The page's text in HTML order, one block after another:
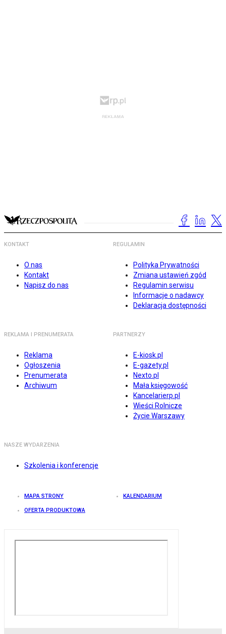
KONTAKT
O nas
Kontakt
Napisz do nas
REGULAMIN
Polityka Prywatności
Zmiana ustawień zgód
Regulamin serwisu
Informacje o nadawcy
Deklaracja dostępności
REKLAMA I PRENUMERATA
Reklama
Ogłoszenia
Prenumerata
Archiwum
PARTNERZY
E-kiosk.pl
E-gazety.pl
Nexto.pl
Mała księgowość
Kancelarierp.pl
Wieści Rolnicze
Życie Warszawy
NASZE WYDARZENIA
Szkolenia i konferencje
MAPA STRONY KALENDARIUM
OFERTA PRODUKTOWA